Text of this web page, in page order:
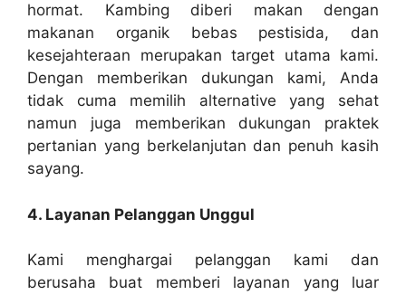
hormat. Kambing diberi makan dengan
makanan organik bebas pestisida, dan
kesejahteraan merupakan target utama kami.
Dengan memberikan dukungan kami, Anda
tidak cuma memilih alternative yang sehat
namun juga memberikan dukungan praktek
pertanian yang berkelanjutan dan penuh kasih
sayang.
4. Layanan Pelanggan Unggul
Kami menghargai pelanggan kami dan
berusaha buat memberi layanan yang luar